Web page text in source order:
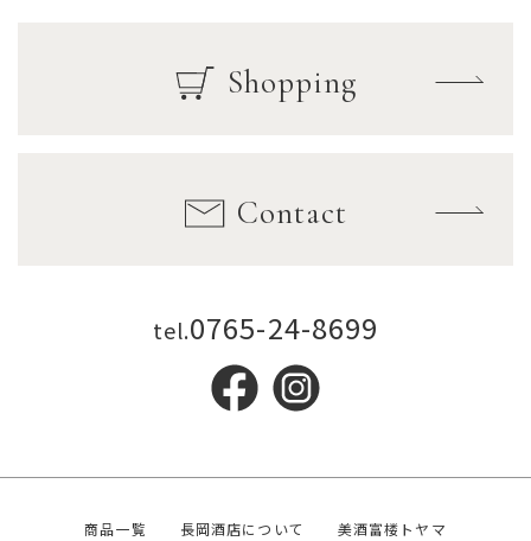
Shopping
Contact
tel.0765-24-8699
商品一覧 長岡酒店について
美酒富楼トヤマ